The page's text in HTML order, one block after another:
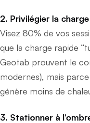
2. Privilégier la
Visez 80% de vos
que la charge rapide
Geotab prouvent le
modernes), mais
génère moins de
3. Stationner à